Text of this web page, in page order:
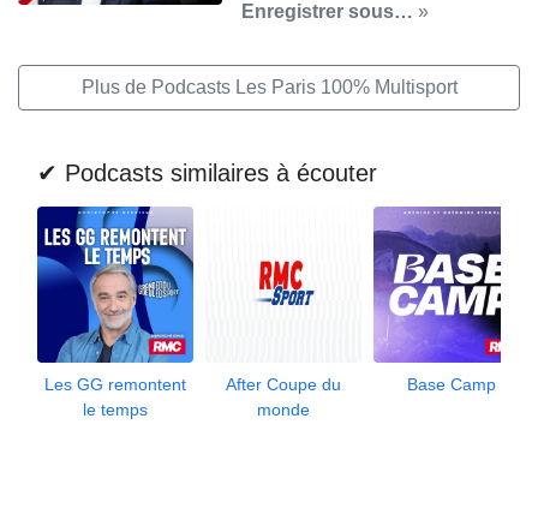
Enregistrer sous… »
Plus de Podcasts Les Paris 100% Multisport
✔ Podcasts similaires à écouter
Les GG remontent
le temps
After Coupe du
monde
Base Camp